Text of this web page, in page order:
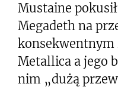
Mustaine
Megadeth na
konsekwentnym
Metallica a jego
nim „dużą